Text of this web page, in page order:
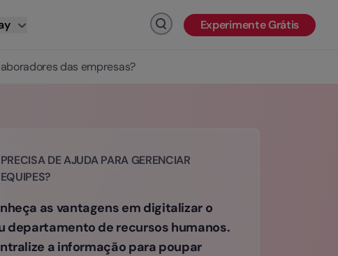
Clique para pesquisar
Experimente Grátis
das empresas?
PRECISA DE AJUDA PARA GERENCIAR
EQUIPES?
as vantagens em digitalizar o
departamento de recursos humanos.
a informação para poupar